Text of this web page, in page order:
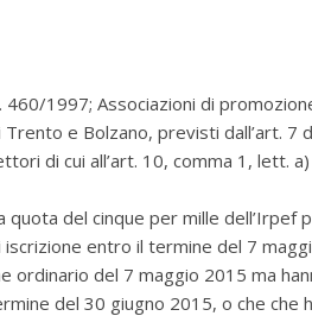
460/1997; Associazioni di
e Bolzano, previsti dall’art. 7
di cui all’art. 10, comma 1, lett. a)
del cinque per mille dell’Irpef
entro il termine del 7
ordinario del 7 maggio 2015 ma
del 30 giugno 2015, o che che